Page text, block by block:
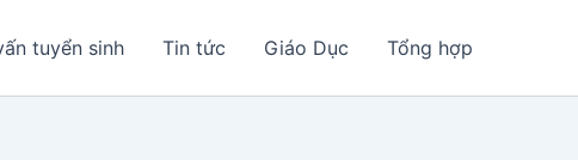
tuyển sinh Tin tức Giáo Dục Tổng hợp